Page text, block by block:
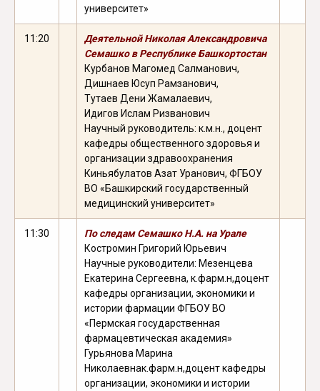
университет»
11:20
Деятельной Николая Александровича
Семашко в Республике Башкортостан
Курбанов Магомед Салманович,
Дишнаев Юсуп Рамзанович,
Тутаев Дени Жамалаевич,
Идигов Ислам Ризванович
Научный руководитель: к.м.н., доцент
кафедры общественного здоровья и
организации здравоохранения
Киньябулатов Азат Уранович, ФГБОУ
ВО «Башкирский государственный
медицинский университет»
11:30
По следам Семашко Н.А. на Урале
Костромин Григорий Юрьевич
Научные руководители: Мезенцева
Екатерина Сергеевна, к.фарм.н,доцент
кафедры организации, экономики и
истории фармации ФГБОУ ВО
«Пермская государственная
фармацевтическая академия»
Гурьянова Марина
Николаевнак.фарм.н,доцент кафедры
организации, экономики и истории